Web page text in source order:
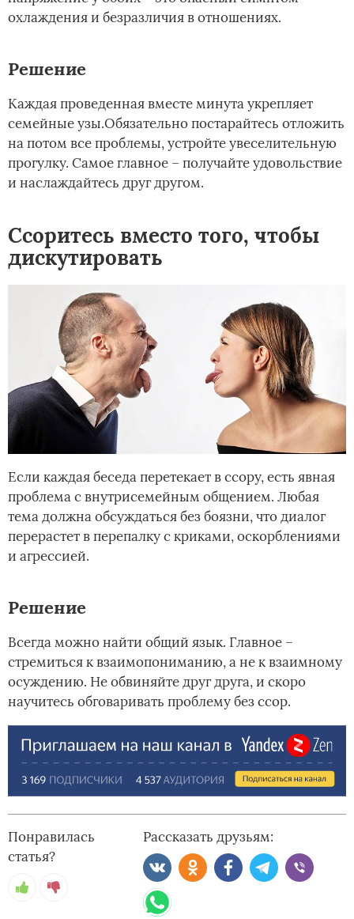
охлаждения и безразличия в отношениях.
Решение
Каждая проведенная вместе минута укрепляет
семейные узы.Обязательно постарайтесь отложить
на потом все проблемы, устройте увеселительную
прогулку. Самое главное – получайте удовольствие
и наслаждайтесь друг другом.
Ссоритесь вместо того, чтобы
дискутировать
Если каждая беседа перетекает в ссору, есть явная
проблема с внутрисемейным общением. Любая
тема должна обсуждаться без боязни, что диалог
перерастет в перепалку с криками, оскорблениями
и агрессией.
Решение
Всегда можно найти общий язык. Главное –
стремиться к взаимопониманию, а не к взаимному
осуждению. Не обвиняйте друг друга, и скоро
научитесь обговаривать проблему без ссор.
Понравилась
статья?
Рассказать друзьям: